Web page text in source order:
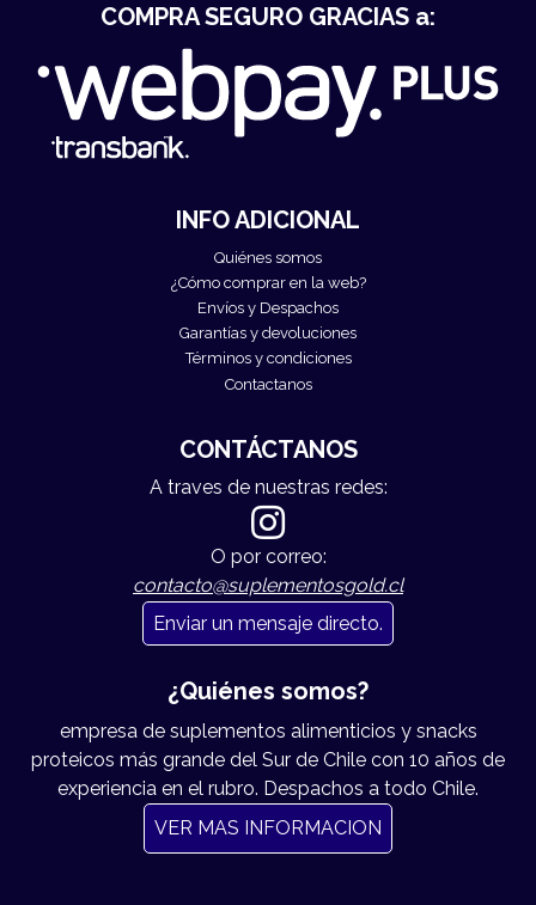
INFO ADICIONAL
Quiénes somos
¿Cómo comprar en la web?
Envíos y Despachos
Garantías y devoluciones
Términos y condiciones
Contactanos
COMPRA SEGURO GRACIAS a:
CONTÁCTANOS
A traves de nuestras redes:
O por correo:
contacto@suplementosgold.cl
Enviar un mensaje directo.
¿Quiénes somos?
empresa de suplementos alimenticios y snacks
proteicos más grande del Sur de Chile con 10 años de
experiencia en el rubro. Despachos a todo Chile.
VER MAS INFORMACION